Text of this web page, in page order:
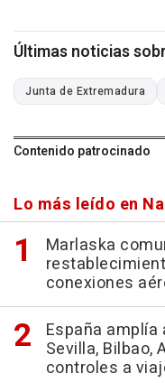
Últimas noticias
Junta de Extremadura
Contenido patrocinado
Lo más leído en
Marlaska
conexiones
España
Sevilla, Bilbao,
controles a